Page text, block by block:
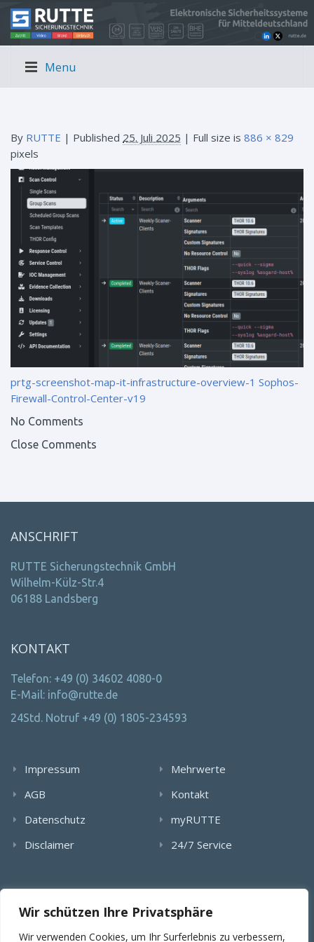
Wir schützen Ihre Privatsphäre
Wir verwenden Cookies, um Ihr Surferlebnis zu verbessern,
Menu
By RUTTE | Published 25. Juli 2025 | Full size is 886 × 829
pixels
prtg-screenshot-map-it-infrastructure-overview-1 Sophos-
Firewall-Control-Center-v19
No Comments
Close Comments
ANSCHRIFT
RUTTE Sicherungstechnik GmbH
Wilhelm-Külz-Str.4
06188 Landsberg
KONTAKT
Telefon: +49 (0) 34602 4080-0
E-Mail: info@rutte.de
24Std. Notruf +49 (0) 1805-234593
Impressum
AGB
Datenschutz
Disclaimer
Mehrwerte
Kontakt
myRUTTE
24/7 Service
Verlinkung von Bildern, textlichen Inhalten und Videos bedarf
der schriftlichen Genehmigung der RUTTE Sicherungstechnik